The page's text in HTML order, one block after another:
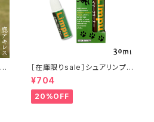
［在庫限りsale］シュアリンプウ
イヤークリーナー 30ml
¥704
20%OFF